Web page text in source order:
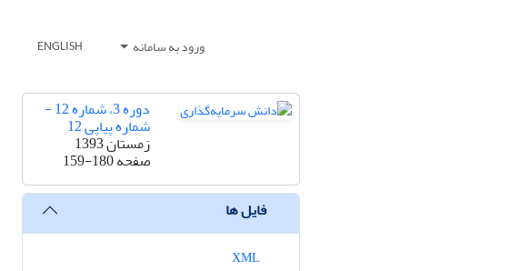
ورود به سامانه ENGLISH
دوره 3، شماره 12 -
شماره پیاپی 12
زمستان 1393
صفحه159-180
فایل ها